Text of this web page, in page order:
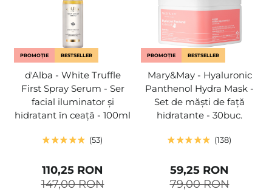
PROMOȚIE BESTSELLER
d'Alba - White Truffle
First Spray Serum - Ser
facial iluminator și
hidratant în ceață - 100ml
53
147,00 RON
110,25 RON
PROMOȚIE BESTSELLER
Mary&May - Hyaluronic
Panthenol Hydra Mask -
Set de măști de față
hidratante - 30buc.
138
79,00 RON
59,25 RON